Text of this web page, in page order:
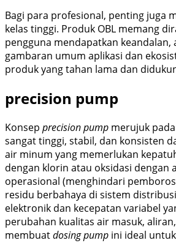
Bagi para profesional, penting juga
kelas tinggi. Produk OBL memang
pengguna mendapatkan
gambaran umum aplikasi dan
produk yang tahan lama dan
precision pump
Konsep precision pump merujuk
sangat tinggi, stabil, dan konsisten
air minum yang memerlukan
dengan klorin atau oksidasi dengan
operasional (menghindari
residu berbahaya di sistem
elektronik dan kecepatan variabel
perubahan kualitas air masuk,
membuatdosing pump ini ideal